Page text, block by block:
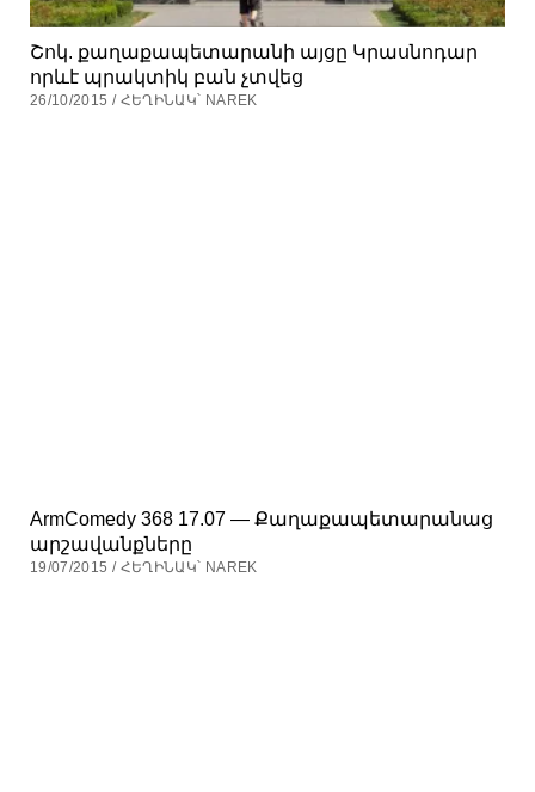
Շոկ. քաղաքապետարանի այցը Կրասնոդար
որևէ պրակտիկ բան չտվեց
26/10/2015 / ՀԵՂԻՆԱԿ՝ NAREK
ArmComedy 368 17.07 — Քաղաքապետարանաց
արշավանքները
19/07/2015 / ՀԵՂԻՆԱԿ՝ NAREK